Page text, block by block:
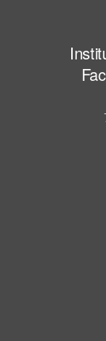
Footer